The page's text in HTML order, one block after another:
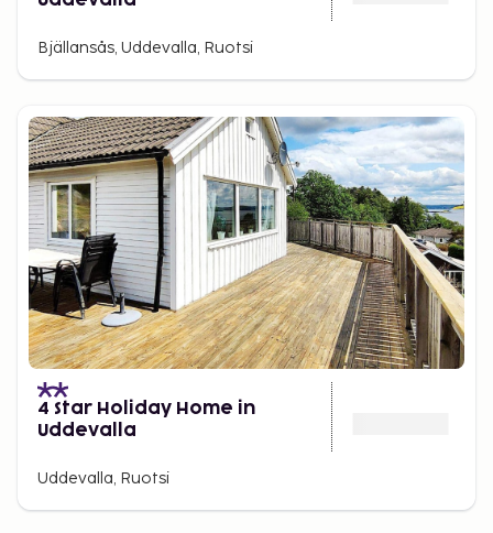
Bjällansås, Uddevalla, Ruotsi
4 Star Holiday Home in
Uddevalla
Uddevalla, Ruotsi